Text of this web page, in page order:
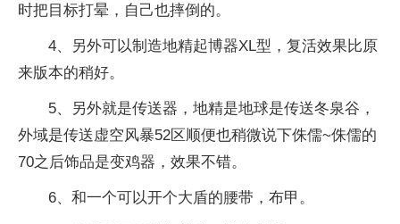
时把目标打晕，自己也摔倒的。
4、另外可以制造地精起博器XL型，复活效果比原
来版本的稍好。
5、另外就是传送器，地精是地球是传送冬泉谷，
外域是传送虚空风暴52区顺便也稍微说下侏儒~侏儒的
70之后饰品是变鸡器，效果不错。
6、和一个可以开个大盾的腰带，布甲。